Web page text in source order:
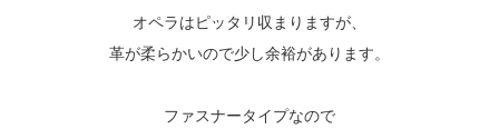
オペラはピッタリ収まりますが、
革が柔らかいので少し余裕があります。
ファスナータイプなので